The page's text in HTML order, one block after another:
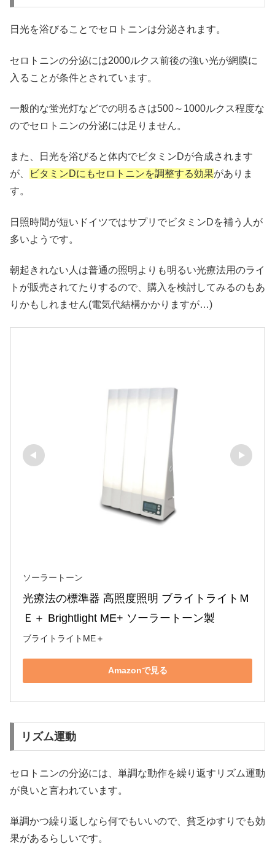
日光を浴びることでセロトニンは分泌されます。
セロトニンの分泌には2000ルクス前後の強い光が網膜に
入ることが条件とされています。
一般的な蛍光灯などでの明るさは500～1000ルクス程度な
のでセロトニンの分泌には足りません。
また、日光を浴びると体内でビタミンDが合成されます
が、
ビタミンDにもセロトニンを調整する効果がありま
す。
日照時間が短いドイツではサプリでビタミンDを補う人が
多いようです。
朝起きれない人は普通の照明よりも明るい光療法用のライ
トが販売されてたりするので、購入を検討してみるのもあ
りかもしれません(電気代結構かかりますが…)
ソーラートーン
光療法の標準器 高照度照明 ブライトライトＭ
Ｅ＋ Brightlight ME+ ソーラートーン製
ブライトライトME＋
Amazonで見る
リズム運動
セロトニンの分泌には、単調な動作を繰り返すリズム運動
が良いと言われています。
単調かつ繰り返しなら何でもいいので、貧乏ゆすりでも効
果があるらしいです。